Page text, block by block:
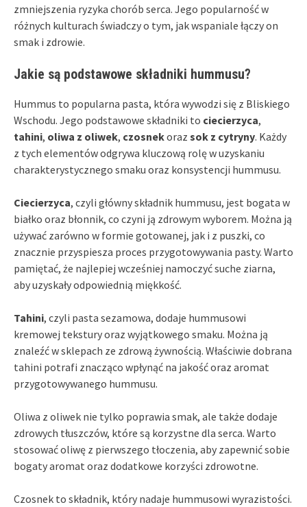
zmniejszenia ryzyka chorób serca. Jego popularność w
różnych kulturach świadczy o tym, jak wspaniale łączy on
smak i zdrowie.
Jakie są podstawowe składniki hummusu?
Hummus to popularna pasta, która wywodzi się z Bliskiego
Wschodu. Jego podstawowe składniki to ciecierzyca,
tahini, oliwa z oliwek, czosnekoraz sok z cytryny. Każdy
z tych elementów odgrywa kluczową rolę w uzyskaniu
charakterystycznego smaku oraz konsystencji hummusu.
Ciecierzyca, czyli główny składnik hummusu, jest bogata w
białko oraz błonnik, co czyni ją zdrowym wyborem. Można ją
używać zarówno w formie gotowanej, jak i z puszki, co
znacznie przyspiesza proces przygotowywania pasty. Warto
pamiętać, że najlepiej wcześniej namoczyć suche ziarna,
aby uzyskały odpowiednią miękkość.
Tahini, czyli pasta sezamowa, dodaje hummusowi
kremowej tekstury oraz wyjątkowego smaku. Można ją
znaleźć w sklepach ze zdrową żywnością. Właściwie dobrana
tahini potrafi znacząco wpłynąć na jakość oraz aromat
przygotowywanego hummusu.
Oliwa z oliwek nie tylko poprawia smak, ale także dodaje
zdrowych tłuszczów, które są korzystne dla serca. Warto
stosować oliwę z pierwszego tłoczenia, aby zapewnić sobie
bogaty aromat oraz dodatkowe korzyści zdrowotne.
Czosnek to składnik, który nadaje hummusowi wyrazistości.